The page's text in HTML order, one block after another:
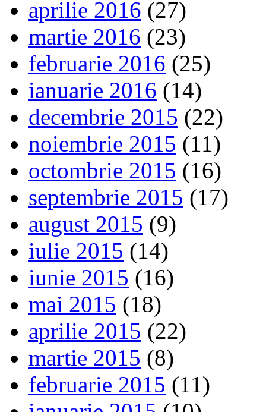
aprilie 2016 (27)
martie 2016 (23)
februarie 2016 (25)
ianuarie 2016 (14)
decembrie 2015 (22)
noiembrie 2015 (11)
octombrie 2015 (16)
septembrie 2015 (17)
august 2015 (9)
iulie 2015 (14)
iunie 2015 (16)
mai 2015 (18)
aprilie 2015 (22)
martie 2015 (8)
februarie 2015 (11)